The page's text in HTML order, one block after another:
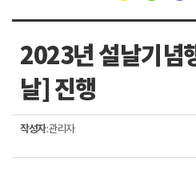
분
선
2023년 설날기념
날] 진행
작성자: 관리자